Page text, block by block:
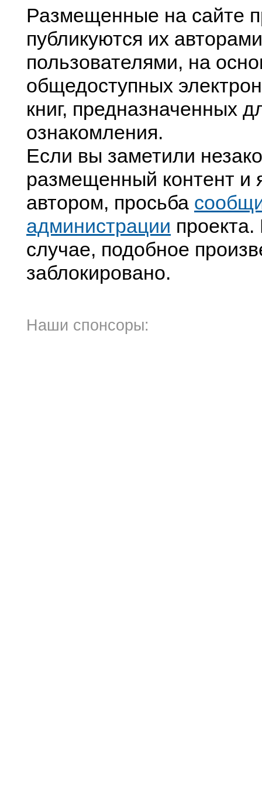
Размещенные на сайте
публикуются их
пользователями, на
общедоступных
книг, предназначенных
ознакомления.
Если вы заметили
размещенный контент и
автором, просьба
администрации
случае, подобное
заблокировано.
Наши спонсоры: